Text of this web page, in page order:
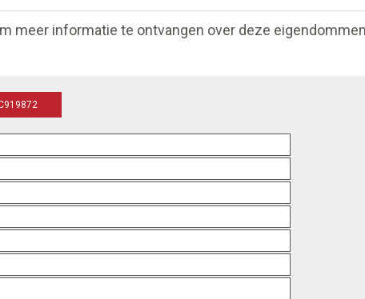
meer informatie te ontvangen over deze